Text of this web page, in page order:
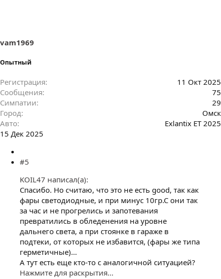
vam1969
Опытный
Регистрация
11 Окт 2025
Сообщения
75
Симпатии
29
Город
Омск
Авто
Exlantix ET 2025
15 Дек 2025
#5
KOIL47 написал(а):
Спасибо. Но считаю, что это не есть good, так как
фары светодиодные, и при минус 10гр.С они так
за час и не прогрелись и запотевания
превратились в обледенения на уровне
дальнего света, а при стоянке в гараже в
подтеки, от которых не избавится, (фары же типа
герметичные)...
А тут есть еще кто-то с аналогичной ситуацией?
Нажмите для раскрытия...